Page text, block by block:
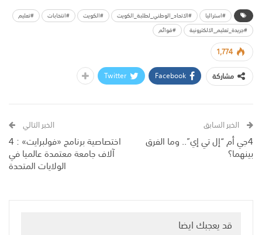
#استراليا #الاتحاد_الوطني_لطلبة_الكويت #الكويت #انتخابات
#تعليم
#جريدة_تعليم_الالكترونية
#قوائم
1,774
مشاركة
Facebook
Twitter
الخبر السابق
4جي أم “إل تي إي”.. وما الفرق
بينهما؟
الخبر التالي
اختصاصية برنامج «فولبرايت» : 4
آلاف جامعة معتمدة عالميا في
الولايات المتحدة
قد يعجبك ايضا